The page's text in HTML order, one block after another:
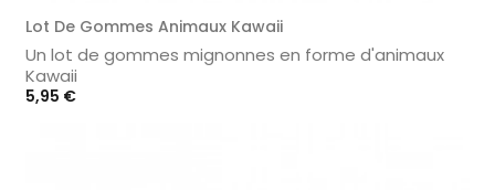
Lot De Gommes Animaux Kawaii
Un lot de gommes mignonnes en forme d'animaux
Kawaii
Prix
5,95 €